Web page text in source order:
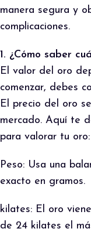
manera segura y
complicaciones.
1. ¿Cómo saber
El valor del oro
comenzar, debes
El precio del oro
mercado. Aquí te
para valorar tu oro:
Peso: Usa una
exacto en gramos.
kilates: El oro
de 24 kilates el